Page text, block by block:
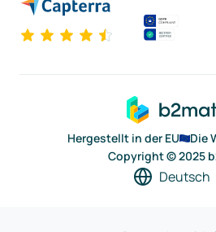
Hergestellt in der EU
Die
Copyright © 2025
Deutsch